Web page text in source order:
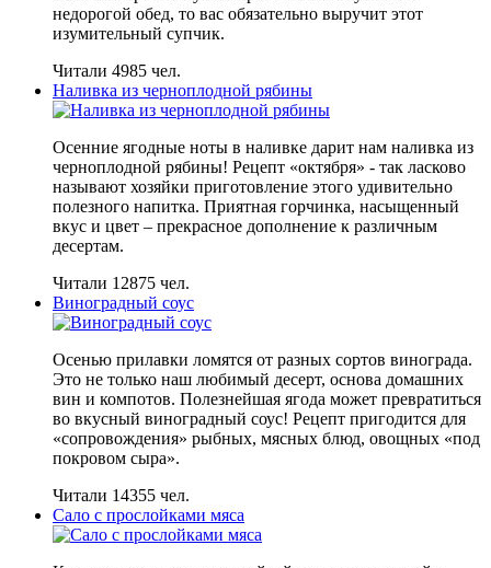
недорогой обед, то вас обязательно выручит этот
изумительный супчик.
Читали 4985 чел.
Наливка из черноплодной рябины
Осенние ягодные ноты в наливке дарит нам наливка из
черноплодной рябины! Рецепт «октября» - так ласково
называют хозяйки приготовление этого удивительно
полезного напитка. Приятная горчинка, насыщенный
вкус и цвет – прекрасное дополнение к различным
десертам.
Читали 12875 чел.
Виноградный соус
Осенью прилавки ломятся от разных сортов винограда.
Это не только наш любимый десерт, основа домашних
вин и компотов. Полезнейшая ягода может превратиться
во вкусный виноградный соус! Рецепт пригодится для
«сопровождения» рыбных, мясных блюд, овощных «под
покровом сыра».
Читали 14355 чел.
Сало с прослойками мяса